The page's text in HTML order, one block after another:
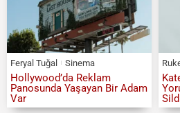
Feryal Tuğal Sinema
Hollywood’da Reklam
Panosunda Yaşayan Bir Adam
Var